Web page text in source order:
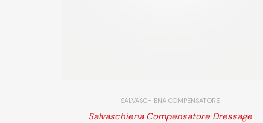
SALVASCHIENA COMPENSATORE
Salvaschiena Compensatore Dressage